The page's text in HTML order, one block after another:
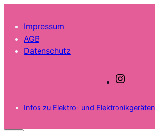
Impressum
AGB
Datenschutz
t
Infos zu Elektro- und Elektronikgeräten